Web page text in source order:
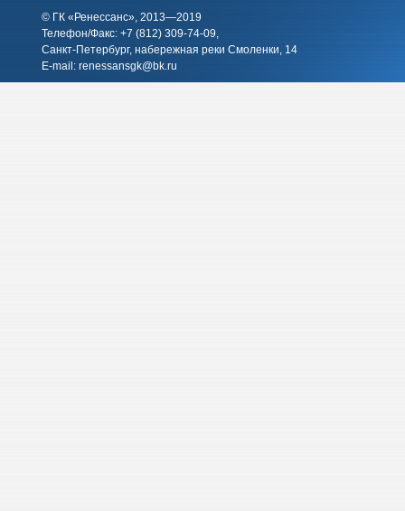
© ГК «Ренессанс», 2013—2019
Телефон/Факс: +7 (812) 309-74-09,
Санкт-Петербург, набережная реки Смоленки, 14
E-mail: renessansgk@bk.ru